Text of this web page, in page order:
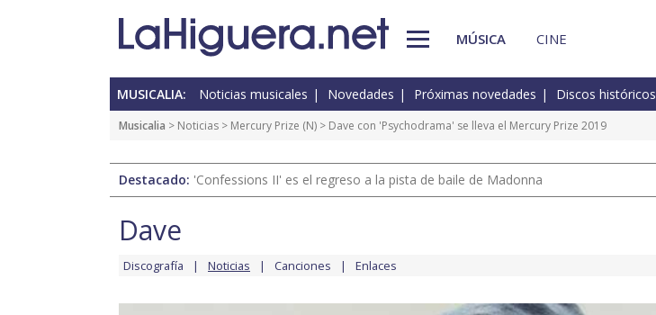
MÚSICA CINE
MUSICALIA: Noticias musicales Novedades Próximas novedades Discos históricos
Musicalia > Noticias > Mercury Prize (N) > Dave con 'Psychodrama' se lleva el Mercury Prize 2019
Destacado: 'Confessions II' es el regreso a la pista de baile de Madonna
Dave
Discografía Noticias Canciones Enlaces